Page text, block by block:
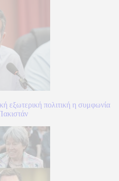
εξωτερική πολιτική η συμφωνία